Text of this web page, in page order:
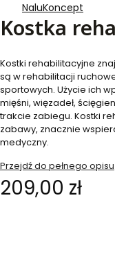
NaluKoncept
Kostka
Kostki rehabilitacyjne
są w rehabilitacji
sportowych. Użycie ich
mięśni, więzadeł,
trakcie zabiegu. Kostki
zabawy, znacznie
medyczny.
Przejdź do pełnego opisu
Cena
209,00 zł